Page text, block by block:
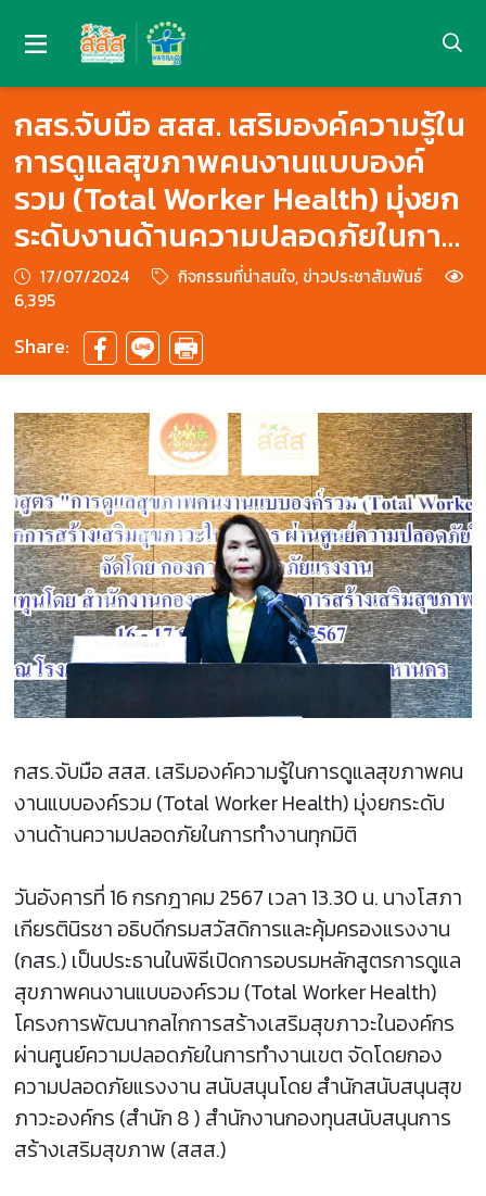
กสร.จับมือ สสส. เสริมองค์ความรู้ใน
การดูแลสุขภาพคนงานแบบองค์
รวม (Total Worker Health) มุ่งยก
ระดับงานด้านความปลอดภัยในการ
ทำงานทุกมิติ .
17/07/2024
กิจกรรมที่น่าสนใจ, ข่าวประชาสัมพันธ์
6,395
Share:
กสร.จับมือ สสส. เสริมองค์ความรู้ในการดูแลสุขภาพคน
งานแบบองค์รวม (Total Worker Health) มุ่งยกระดับ
งานด้านความปลอดภัยในการทำงานทุกมิติ
วันอังคารที่ 16 กรกฎาคม 2567 เวลา 13.30 น. นางโสภา
เกียรตินิรชา อธิบดีกรมสวัสดิการและคุ้มครองแรงงาน
(กสร.) เป็นประธานในพิธีเปิดการอบรมหลักสูตรการดูแล
สุขภาพคนงานแบบองค์รวม (Total Worker Health)
โครงการพัฒนากลไกการสร้างเสริมสุขภาวะในองค์กร
ผ่านศูนย์ความปลอดภัยในการทำงานเขต จัดโดยกอง
ความปลอดภัยแรงงาน สนับสนุนโดย สำนักสนับสนุนสุข
ภาวะองค์กร (สำนัก 8 ) สำนักงานกองทุนสนับสนุนการ
สร้างเสริมสุขภาพ (สสส.)